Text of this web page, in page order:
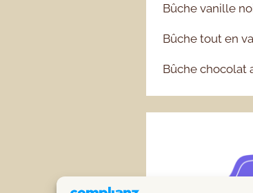
Bûche vanille
Bûche tout en
Bûche chocolat